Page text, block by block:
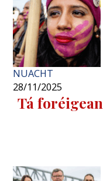
NUACHT
28/11/2025
Tá